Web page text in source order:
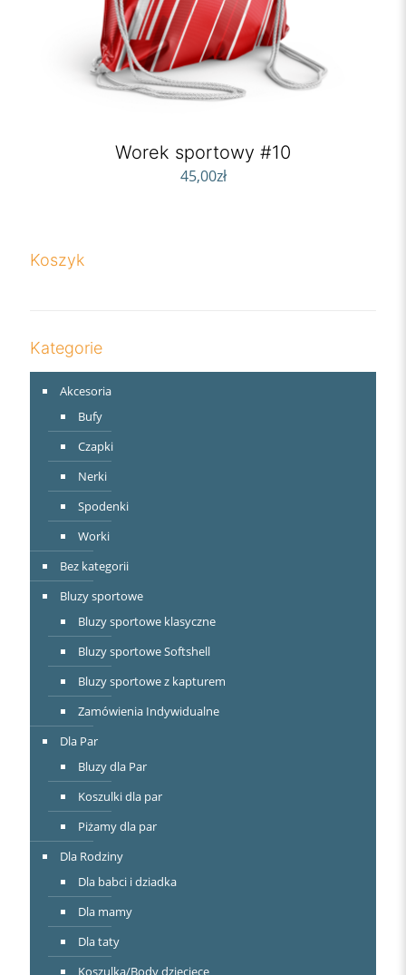
Worek sportowy #10
45,00zł
Koszyk
Kategorie
Akcesoria
Bufy
Czapki
Nerki
Spodenki
Worki
Bez kategorii
Bluzy sportowe
Bluzy sportowe klasyczne
Bluzy sportowe Softshell
Bluzy sportowe z kapturem
Zamówienia Indywidualne
Dla Par
Bluzy dla Par
Koszulki dla par
Piżamy dla par
Dla Rodziny
Dla babci i dziadka
Dla mamy
Dla taty
Koszulka/Body dziecięce